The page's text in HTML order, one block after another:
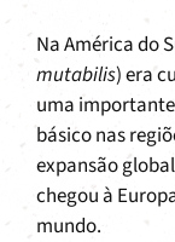
Na América do
mutabilis) era
uma
básico nas
expansão
chegou à
mundo.